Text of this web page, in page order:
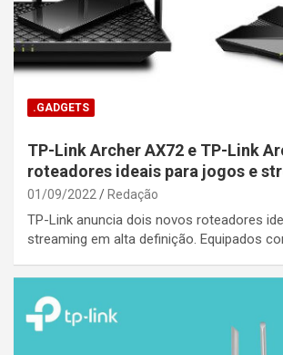
.GADGETS
TP-Link Archer AX72 e TP-Link
roteadores ideais para jogos e
01/09/2022 Redação
TP-Link anuncia dois novos roteadores
streaming em alta definição. Equipados